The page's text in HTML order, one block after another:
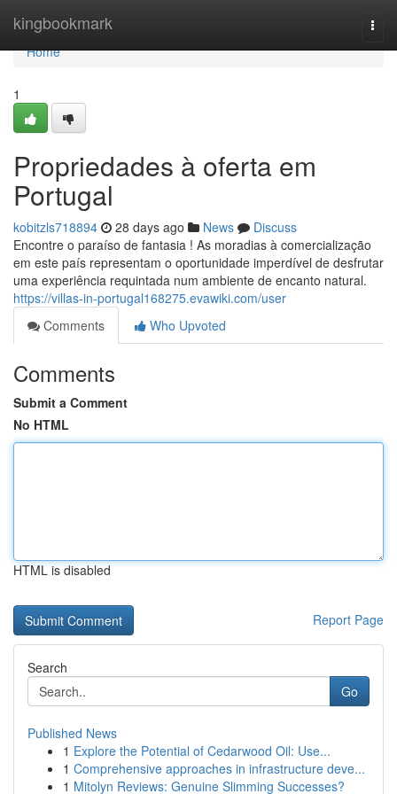
kingbookmark
Home
Home
1
Propriedades à oferta em
Portugal
kobitzls718894 28 days ago News
Discuss
Encontre o paraíso de fantasia ! As moradias à comercialização
em este país representam o oportunidade imperdível de desfrutar
uma experiência requintada num ambiente de encanto natural.
https://villas-in-portugal168275.evawiki.com/user
Comments
Who Upvoted
Comments
Submit a Comment
No HTML
HTML is disabled
Report Page
Search
Go
Published News
1 Explore the Potential of Cedarwood Oil: Use...
1 Comprehensive approaches in infrastructure deve...
1 Mitolyn Reviews: Genuine Slimming Successes?